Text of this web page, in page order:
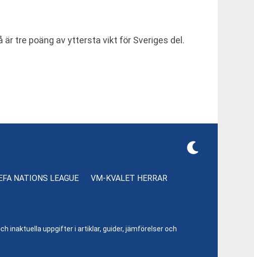
är tre poäng av yttersta vikt för Sveriges del.
NATIONS LEAGUE VM-KVALET HERRAR
inaktuella uppgifter i artiklar, guider, jämförelser och